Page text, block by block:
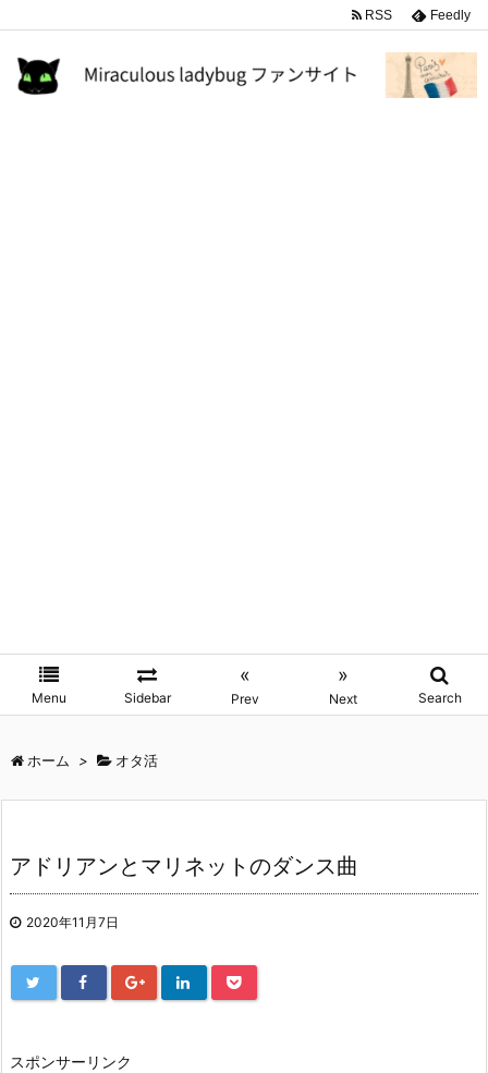
Menu Sidebar
«
Prev
»
Next Search
RSS Feedly
ホーム > オタ活
アドリアンとマリネットのダンス曲
2020年11月7日
スポンサーリンク